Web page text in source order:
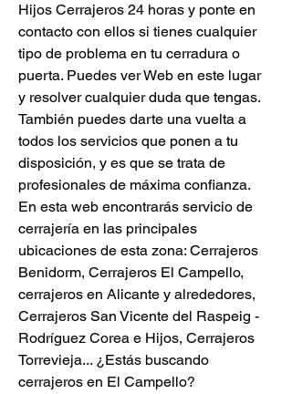
Hijos Cerrajeros 24 horas y ponte en
contacto con ellos si tienes cualquier
tipo de problema en tu cerradura o
puerta. Puedes ver Web en este lugar
y resolver cualquier duda que tengas.
También puedes darte una vuelta a
todos los servicios que ponen a tu
disposición, y es que se trata de
profesionales de máxima confianza.
En esta web encontrarás servicio de
cerrajería en las principales
ubicaciones de esta zona: Cerrajeros
Benidorm, Cerrajeros El Campello,
cerrajeros en Alicante y alrededores,
Cerrajeros San Vicente del Raspeig -
Rodríguez Corea e Hijos, Cerrajeros
Torrevieja... ¿Estás buscando
cerrajeros en El Campello?